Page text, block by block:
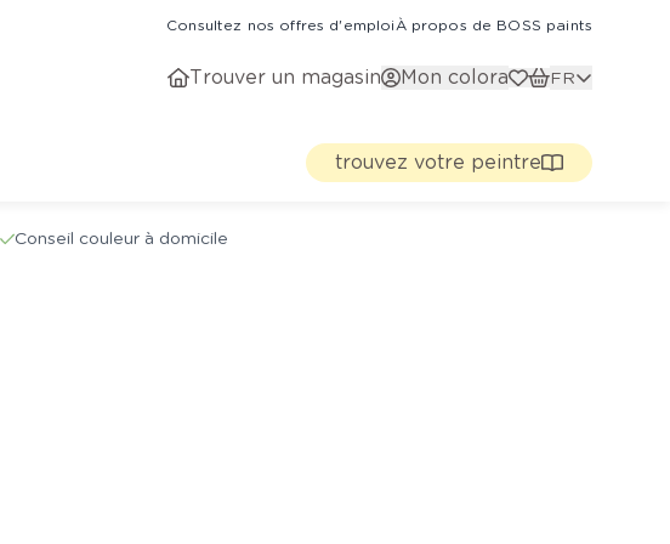
Consultez nos offres d'emploiÀ propos de BOSS paints
Trouver un magasin Mon colora FR
trouvez votre peintre
Conseil couleur à domicile